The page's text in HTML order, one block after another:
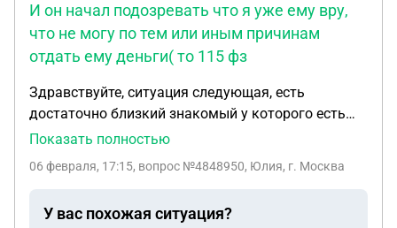
И он начал подозревать что я уже ему вру,
что не могу по тем или иным причинам
отдать ему деньги( то 115 фз
Здравствуйте, ситуация следующая, есть
достаточно близкий знакомый у которого есть
свой бизнес, но уже на протяжение долгого
налогов. И получилось так что по не знанию всех
обналичивания, так как я была очень далека от
Показать полностью
06 февраля, 17:15, вопрос №4848950, Юлия, г. Москва
У вас похожая ситуация?